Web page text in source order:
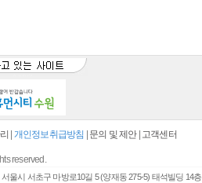
개인정보취급방침 문의 및 제안| 고객센터
reserved.
울시 서초구 마방로10길 5 (양재동 275-5) 태석빌딩 14층